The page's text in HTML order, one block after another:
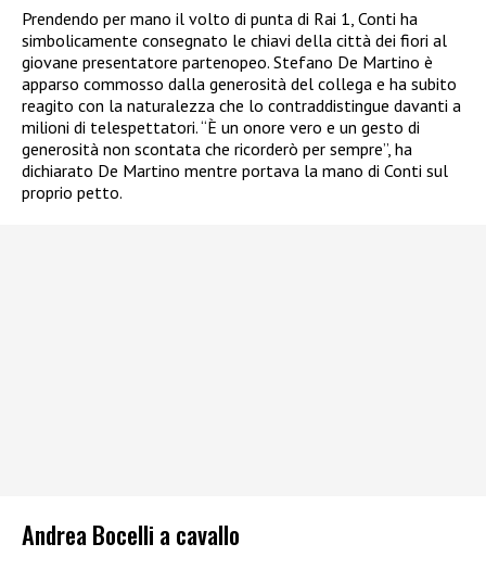
Prendendo per mano il volto di punta di Rai 1, Conti ha
simbolicamente consegnato le chiavi della città dei fiori al
giovane presentatore partenopeo. Stefano De Martino è
apparso commosso dalla generosità del collega e ha subito
reagito con la naturalezza che lo contraddistingue davanti a
milioni di telespettatori. “È un onore vero e un gesto di
generosità non scontata che ricorderò per sempre”, ha
dichiarato De Martino mentre portava la mano di Conti sul
proprio petto.
Andrea Bocelli a cavallo